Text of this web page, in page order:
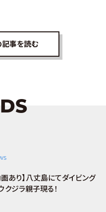
記事を読む
画あり】八丈島にてダイビング
クジラ親子現る！